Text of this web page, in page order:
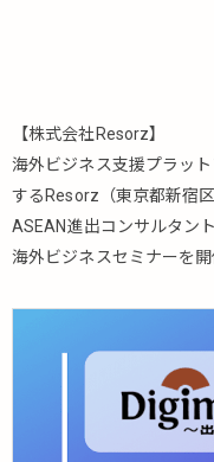
【株式会社Resorz】
海外ビジネス支援プラッ
するResorz（東京都新宿
ASEAN進出コンサルタン
海外ビジネスセミナーを開